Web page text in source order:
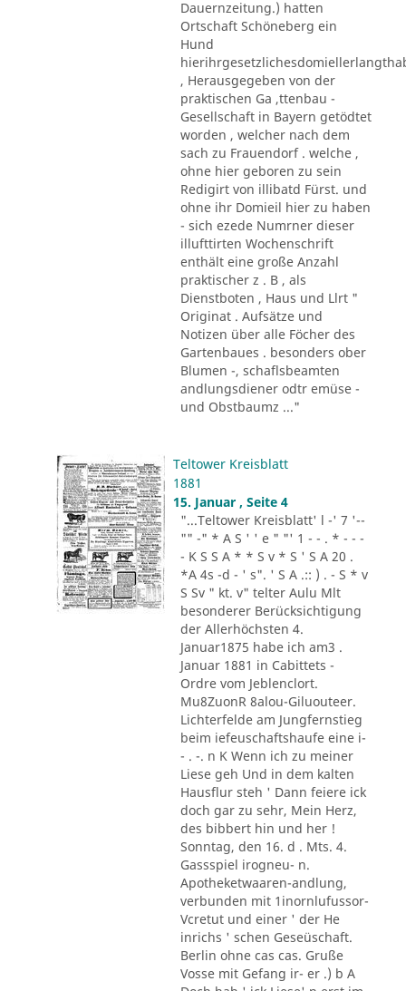
Dauernzeitung.) hatten
Ortschaft Schöneberg ein
Hund
, Herausgegeben von der
praktischen Ga ,ttenbau -
Gesellschaft in Bayern getödtet
worden , welcher nach dem
sach zu Frauendorf . welche ,
ohne hier geboren zu sein
Redigirt von illibatd Fürst. und
ohne ihr Domieil hier zu haben
- sich ezede Numrner dieser
illufttirten Wochenschrift
enthält eine große Anzahl
praktischer z . B , als
Dienstboten , Haus und Llrt "
Originat . Aufsätze und
Notizen über alle Föcher des
Gartenbaues . besonders ober
Blumen -, schaflsbeamten
andlungsdiener odtr emüse -
und Obstbaumz ..."
Teltower Kreisblatt
1881
15. Januar , Seite 4
"...Teltower Kreisblatt' l -' 7 '--
"" -" * A S ' ' e " "' 1 - - . * - - -
- K S S A * * S v * S ' S A 20 .
*A 4s -d - ' s". ' S A .:: ) . - S * v
S Sv " kt. v" telter Aulu Mlt
besonderer Berücksichtigung
der Allerhöchsten 4.
Januar1875 habe ich am3 .
Januar 1881 in Cabittets -
Ordre vom Jeblenclort.
Mu8ZuonR 8alou-Giluouteer.
Lichterfelde am Jungfernstieg
beim iefeuschaftshaufe eine i-
- . -. n K Wenn ich zu meiner
Liese geh Und in dem kalten
Hausflur steh ' Dann feiere ick
doch gar zu sehr, Mein Herz,
des bibbert hin und her !
Sonntag, den 16. d . Mts. 4.
Gassspiel irogneu- n.
Apotheketwaaren-andlung,
verbunden mit 1inornlufussor-
Vcretut und einer ' der He
inrichs ' schen Geseüschaft.
Berlin ohne cas cas. Gruße
Vosse mit Gefang ir- er .) b A